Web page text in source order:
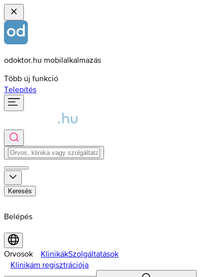
odoktor.hu mobilalkalmazás
Több új funkció
Telepítés
Keresés
Belépés
Orvosok KlinikákSzolgáltatások
Klinikám regisztrációja